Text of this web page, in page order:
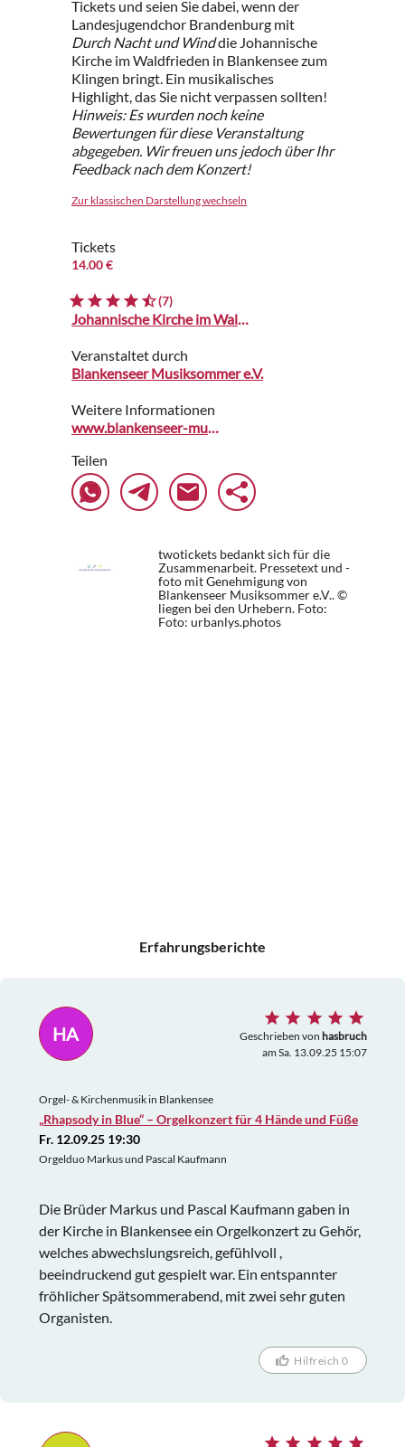
Tickets und seien Sie dabei, wenn der
Landesjugendchor Brandenburg mit
Durch Nacht und Winddie Johannische
Kirche im Waldfrieden in Blankensee zum
Klingen bringt. Ein musikalisches
Highlight, das Sie nicht verpassen sollten!
Hinweis: Es wurden noch keine
Bewertungen für diese Veranstaltung
abgegeben. Wir freuen uns jedoch über Ihr
Feedback nach dem Konzert!
Zur klassischen Darstellung wechseln
Tickets
14.00 €
(7)
Johannische Kirche im Waldfrieden
Veranstaltet durch
Blankenseer Musiksommer e.V.
Weitere Informationen
www.blankenseer-musiksommer.org
Teilen
twotickets bedankt sich für die
Zusammenarbeit. Pressetext und -
foto mit Genehmigung von
Blankenseer Musiksommer e.V.. ©
liegen bei den Urhebern. Foto:
Foto: urbanlys.photos
Erfahrungsberichte
HA Geschrieben von hasbruch
am Sa. 13.09.25 15:07
Orgel- & Kirchenmusik in Blankensee
„Rhapsody in Blue“ – Orgelkonzert für 4 Hände und Füße
Fr. 12.09.25 19:30
Orgelduo Markus und Pascal Kaufmann
Die Brüder Markus und Pascal Kaufmann gaben in
der Kirche in Blankensee ein Orgelkonzert zu Gehör,
welches abwechslungsreich, gefühlvoll ,
beeindruckend gut gespielt war. Ein entspannter
fröhlicher Spätsommerabend, mit zwei sehr guten
Organisten.
Hilfreich 0